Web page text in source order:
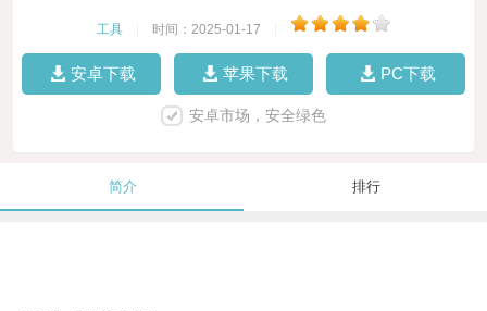
工具 时间：2025-01-17
安卓下载 苹果下载 PC下载
安卓市场，安全绿色
简介 排行